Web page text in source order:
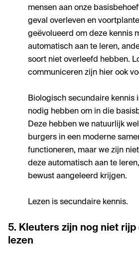
mensen aan onze
geval overleven en
geëvolueerd om deze kennis
automatisch aan te leren,
soort niet overleefd hebben.
communiceren zijn hier ook
Biologisch secundaire kennis
nodig hebben om in die
Deze hebben we natuurlijk
burgers in een moderne
functioneren, maar we zijn
deze automatisch aan te
bewust aangeleerd krijgen.
Lezen is secundaire kennis.
5. Kleuters zijn nog niet rijp
lezen